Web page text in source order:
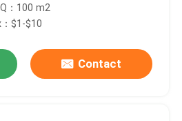
：100 m2
：$1-$10
Contact